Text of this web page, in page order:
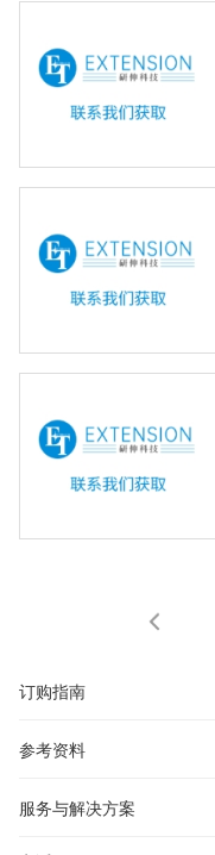
订购指南
参考资料
服务与解决方案